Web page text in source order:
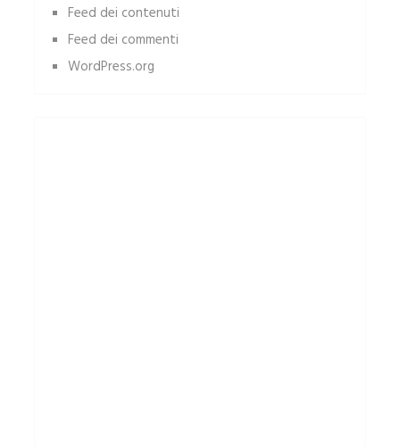
Feed dei contenuti
Feed dei commenti
WordPress.org